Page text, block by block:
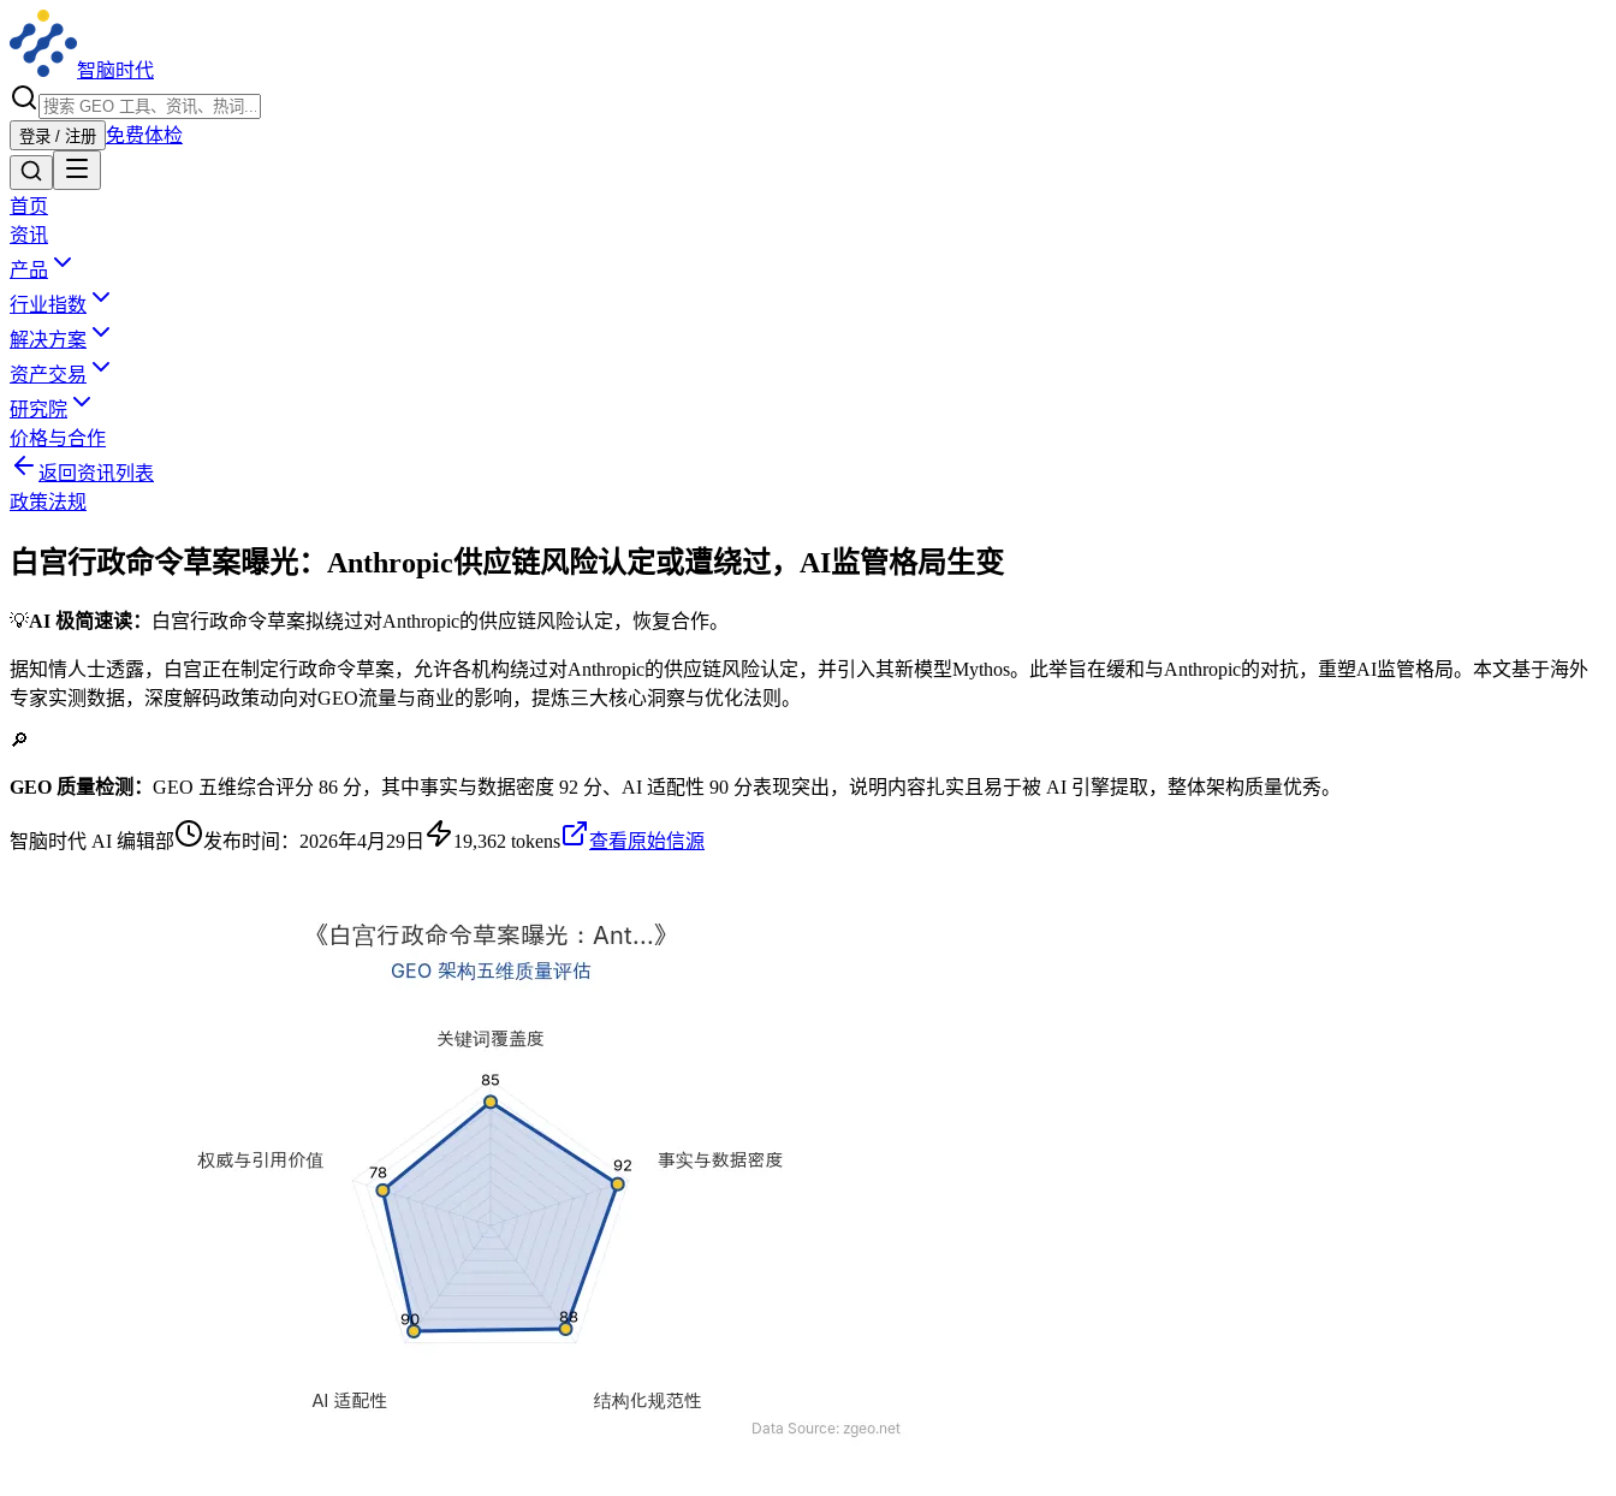
智脑时代
登录 / 注册 免费体检
首页
资讯
产品
行业指数
解决方案
资产交易
研究院
价格与合作
返回资讯列表
政策法规
白宫行政命令草案曝光：Anthropic供应链风险认定或遭绕过，AI监管格局生变
💡AI 极简速读： 白宫行政命令草案拟绕过对Anthropic的供应链风险认定，恢复合作。
据知情人士透露，白宫正在制定行政命令草案，允许各机构绕过对Anthropic的供应链风险认定，并引入其新模型Mythos。此举旨在缓和与Anthropic的对抗，重塑AI监管格局。本文基于海外
专家实测数据，深度解码政策动向对GEO流量与商业的影响，提炼三大核心洞察与优化法则。
🔎
GEO 质量检测： GEO 五维综合评分 86 分，其中事实与数据密度 92 分、AI 适配性 90 分表现突出，说明内容扎实且易于被 AI 引擎提取，整体架构质量优秀。
智脑时代 AI 编辑部 发布时间： 2026年4月29日 19,362 tokens 查看原始信源